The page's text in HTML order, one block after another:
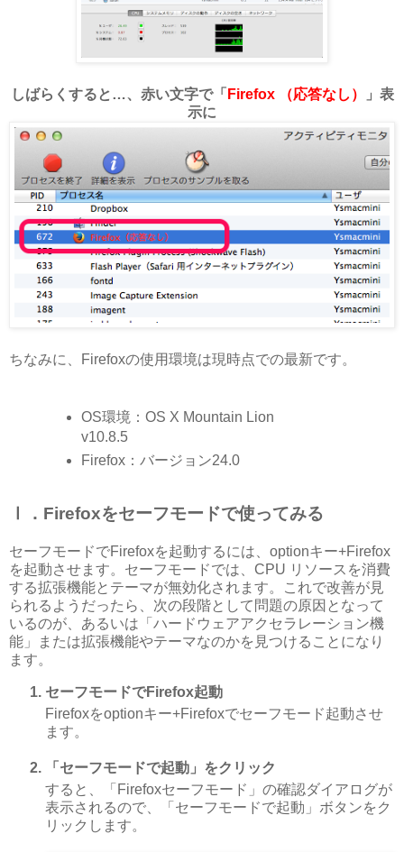
しばらくすると…、赤い文字で「 Firefox （応答なし）
」表
示に
ちなみに、Firefoxの使用環境は現時点での最新です。
OS環境：OS X Mountain Lion
v10.8.5
Firefox：バージョン24.0
Ⅰ．Firefoxをセーフモードで使ってみる
セーフモードでFirefoxを起動するには、optionキー+Firefox
を起動させます。セーフモードでは、CPU リソースを消費
する拡張機能とテーマが無効化されます。これで改善が見
られるようだったら、次の段階として問題の原因となって
いるのが、あるいは「ハードウェアアクセラレーション機
能」または拡張機能やテーマなのかを見つけることになり
ます。
セーフモードでFirefox起動
Firefoxをoptionキー+Firefoxでセーフモード起動させ
ます。
「セーフモードで起動」をクリック
すると、「Firefoxセーフモード」の確認ダイアログが
表示されるので、「セーフモードで起動」ボタンをク
リックします。